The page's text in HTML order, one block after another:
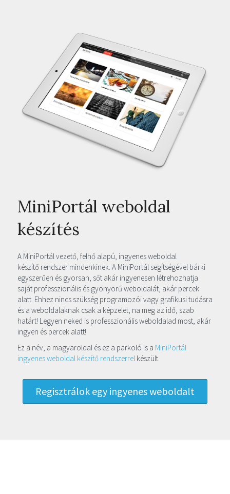
MiniPortál weboldal
készítés
A MiniPortál vezető, felhő alapú, ingyenes weboldal
készítő rendszer mindenkinek. A MiniPortál segítségével bárki
egyszerűen és gyorsan, sőt akár ingyenesen létrehozhatja
saját professzionális és gyönyörű weboldalát, akár percek
alatt. Ehhez nincs szükség programozói vagy grafikusi tudásra
és a weboldalaknak csak a képzelet, na meg az idő, szab
határt! Legyen neked is professzionális weboldalad most, akár
ingyen és percek alatt!
Ez a név, a magyaroldal és ez a parkoló is a MiniPortál
ingyenes weboldal készítő rendszerrel készült.
Regisztrálok egy ingyenes weboldalt